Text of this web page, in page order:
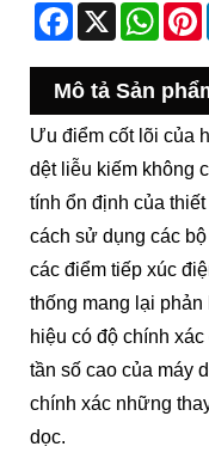
Facebook
X
Mô tả Sản
Ưu điểm cốt lõi của
dệt liễu kiếm không
tính ổn định của
cách sử dụng các
các điểm tiếp xúc
thống mang lại phản
hiệu có độ chính
tần số cao của máy
chính xác những
dọc.